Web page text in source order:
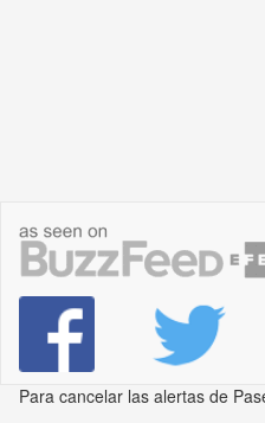
Para cancelar las alertas de